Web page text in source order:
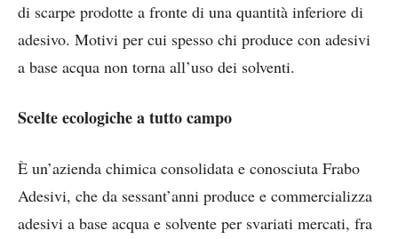
di scarpe prodotte a fronte di una quantità inferiore di
adesivo. Motivi per cui spesso chi produce con adesivi
a base acqua non torna all’uso dei solventi.
Scelte ecologiche a tutto campo
È un’azienda chimica consolidata e conosciuta Frabo
Adesivi, che da sessant’anni produce e commercializza
adesivi a base acqua e solvente per svariati mercati, fra